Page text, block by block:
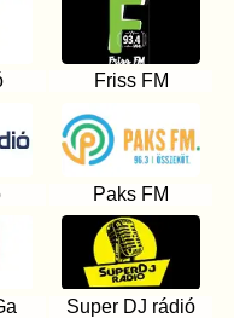
Friss FM
Paks FM
Super DJ rádió